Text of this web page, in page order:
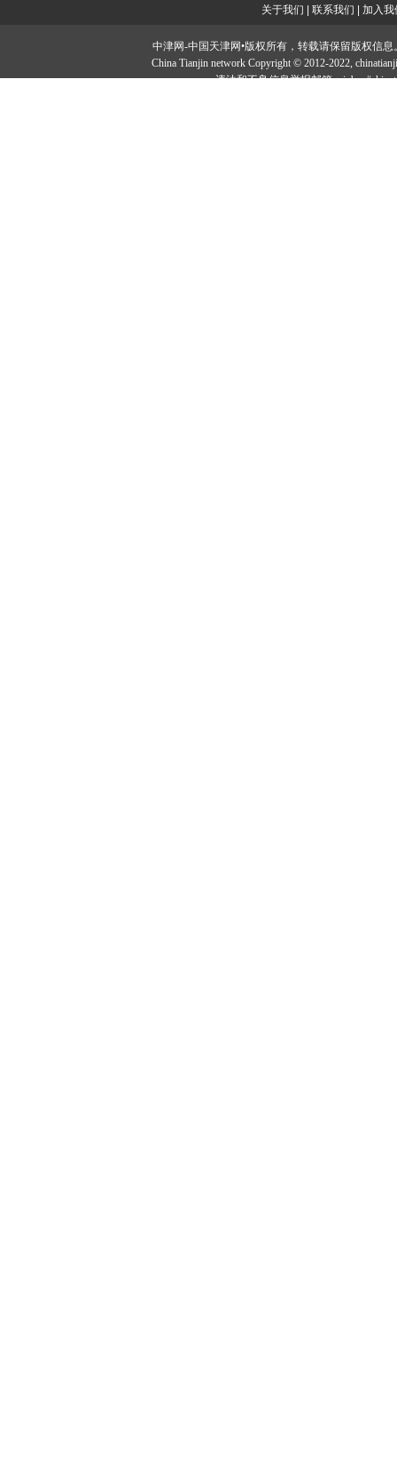
关于我们 联系我们 加入我
中津网-中国天津网•版权所有，转载请保留版权信息
China Tianjin network Copyright © 2012-2022,
违法和不良信息举报邮箱：